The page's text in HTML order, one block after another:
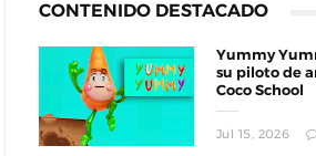
CONTENIDO DESTACADO
Yummy
su piloto de
Coco School
Jul 15, 2026